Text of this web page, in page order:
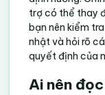
trợ có thể thay
bạn nên kiểm
nhật và hỏi rõ
quyết định của
Ai nên